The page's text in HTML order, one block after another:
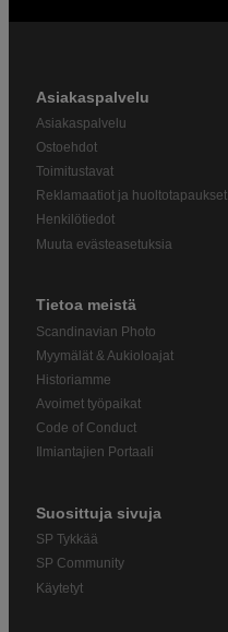
Asiakaspalvelu
Asiakaspalvelu
Ostoehdot
Toimitustavat
Reklamaatiot ja huoltotapaukset
Henkilötiedot
Muuta evästeasetuksia
Tietoa meistä
Scandinavian Photo
Myymälät & Aukioloajat
Historiamme
Avoimet työpaikat
Code of Conduct
Ilmiantajien Portaali
Suosittuja sivuja
SP Tykkää
SP Community
Käytetyt